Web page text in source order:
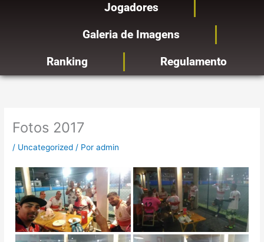
Jogadores
Galeria de Imagens
Ranking
Regulamento
Fotos 2017
/ Uncategorized / Poradmin